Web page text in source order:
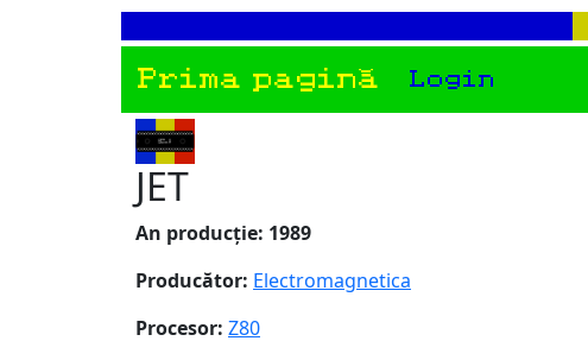
Prima pagină Login
JET
An producție: 1989
Producător: Electromagnetica
Procesor: Z80